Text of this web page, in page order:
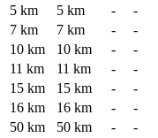
5 km
5 km - -
7 km
7 km - -
10 km
10 km - -
11 km
11 km - -
15 km
15 km - -
16 km
16 km - -
50 km
50 km - -